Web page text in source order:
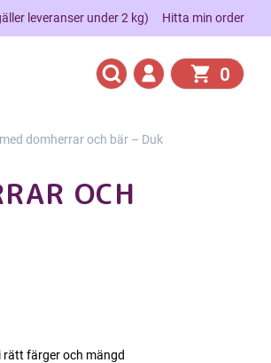
leveranser under 2 kg) Hitta min order
0
domherrar och bär – Duk
OCH
färger och mängd